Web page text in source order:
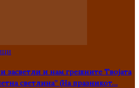
засветли и нам грешните Твојата
светлина” (На празникот…